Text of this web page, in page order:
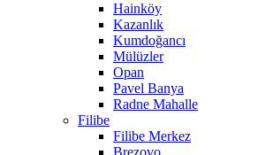
Hainköy
Kazanlık
Kumdoğancı
Mülüzler
Opan
Pavel Banya
Radne Mahalle
Filibe
Filibe Merkez